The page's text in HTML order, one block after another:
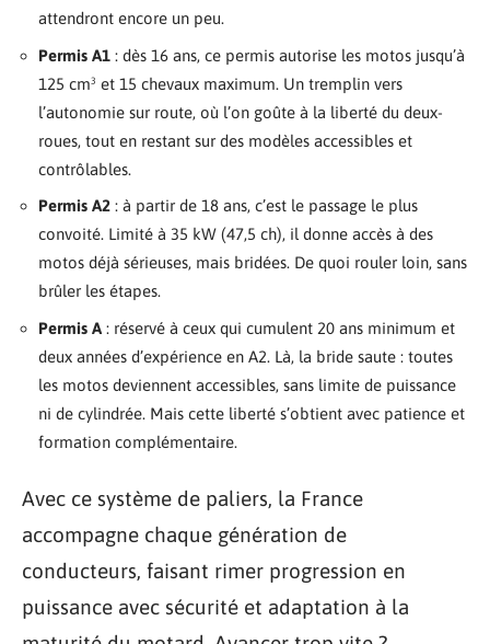
attendront encore un peu.
Permis A1 : dès 16 ans, ce permis autorise les motos jusqu’à
125 cm³ et 15 chevaux maximum. Un tremplin vers
l’autonomie sur route, où l’on goûte à la liberté du deux-
roues, tout en restant sur des modèles accessibles et
contrôlables.
Permis A2 : à partir de 18 ans, c’est le passage le plus
convoité. Limité à 35 kW (47,5 ch), il donne accès à des
motos déjà sérieuses, mais bridées. De quoi rouler loin, sans
brûler les étapes.
Permis A : réservé à ceux qui cumulent 20 ans minimum et
deux années d’expérience en A2. Là, la bride saute : toutes
les motos deviennent accessibles, sans limite de puissance
ni de cylindrée. Mais cette liberté s’obtient avec patience et
formation complémentaire.
Avec ce système de paliers, la France
accompagne chaque génération de
conducteurs, faisant rimer progression en
puissance avec sécurité et adaptation à la